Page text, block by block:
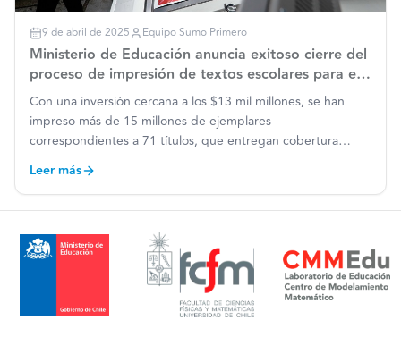
9 de abril de 2025 Equipo Sumo Primero
Ministerio de Educación anuncia exitoso cierre del
proceso de impresión de textos escolares para el
2025
Con una inversión cercana a los $13 mil millones, se han
impreso más de 15 millones de ejemplares
correspondientes a 71 títulos, que entregan cobertura
realizó la visita a las instalaciones de A Impresores S.A.,
empresa enc…
Leer más